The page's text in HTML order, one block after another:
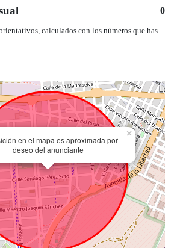
0
calculados con los números que has
en el mapa es aproximada por
deseo del anunciante
×